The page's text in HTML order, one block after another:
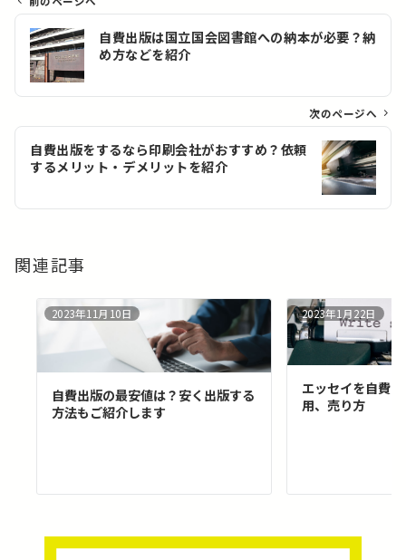
投
ビ
ー
自費出版は国立国会図書館への納本が必要？納
め方などを紹介
次のページへ
自費出版をするなら印刷会社がおすすめ？依頼
するメリット・デメリットを紹介
関連記事
2023年11月10日
自費出版の最安値は？安く出版する
方法もご紹介します
2023年1月22日
エッセイを自費
用、売り方